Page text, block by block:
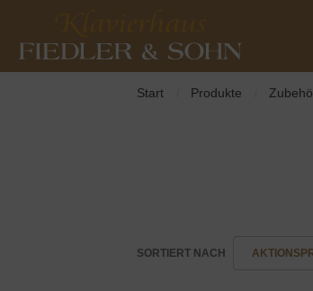
Start Produkte
SORTIERT NACH